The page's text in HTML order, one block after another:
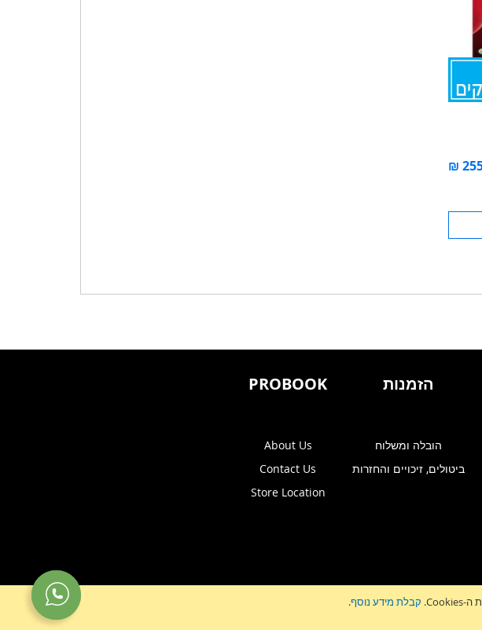
קבלת מידע נוסף.
הזמנות
הובלה ומשלוח
ביטולים, זיכויים והחזרות
PROBOOK
About Us
Contact Us
Store Location